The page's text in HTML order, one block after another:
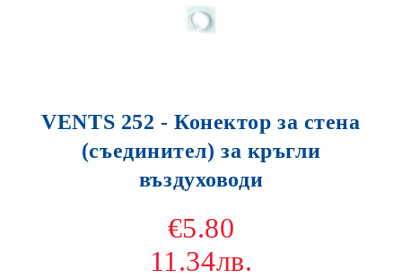
VENTS 252 - Конектор за стена
(съединител) за кръгли
въздуховоди
€5.80
11.34лв.